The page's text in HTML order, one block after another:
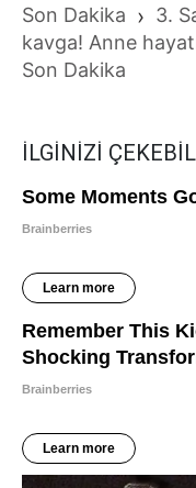
Son Dakika › 3.
kavga! Anne
Son Dakika